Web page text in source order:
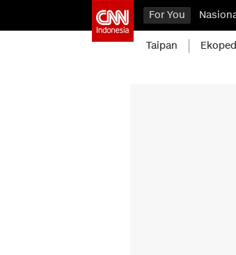
For You
Taipan